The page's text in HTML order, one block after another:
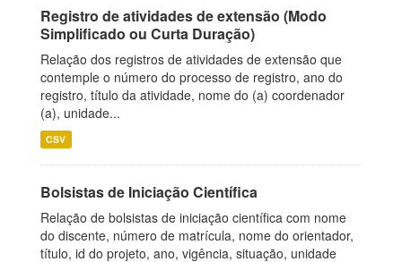
Registro de atividades de extensão (Modo
Simplificado ou Curta Duração)
Relação dos registros de atividades de extensão que
contemple o número do processo de registro, ano do
registro, título da atividade, nome do (a) coordenador
(a), unidade...
CSV
Bolsistas de Iniciação Científica
Relação de bolsistas de iniciação científica com nome
do discente, número de matrícula, nome do orientador,
título, id do projeto, ano, vigência, situação, unidade